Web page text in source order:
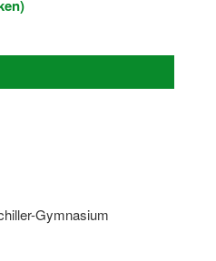
NRW!
in NRW!
Gymnasium